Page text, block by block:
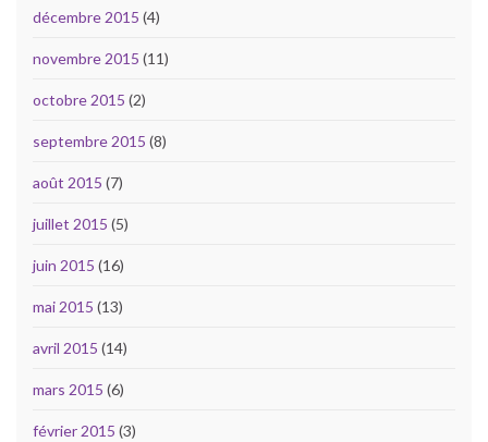
décembre 2015 (4)
novembre 2015 (11)
octobre 2015 (2)
septembre 2015 (8)
août 2015 (7)
juillet 2015 (5)
juin 2015 (16)
mai 2015 (13)
avril 2015 (14)
mars 2015 (6)
février 2015 (3)